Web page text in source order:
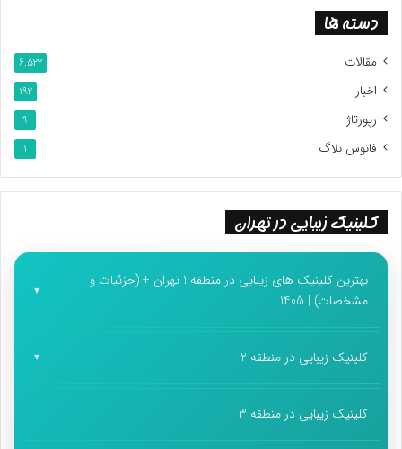
دسته ها
مقالات 6,522
اخبار 192
رپورتاژ 9
فانوس بلاگ 1
کلینیک زیبایی در تهران
بهترین کلینیک های زیبایی در منطقه 1 تهران + (جزئیات و
مشخصات) | 1405
کلینیک زیبایی در منطقه 2
کلینیک زیبایی در منطقه 3